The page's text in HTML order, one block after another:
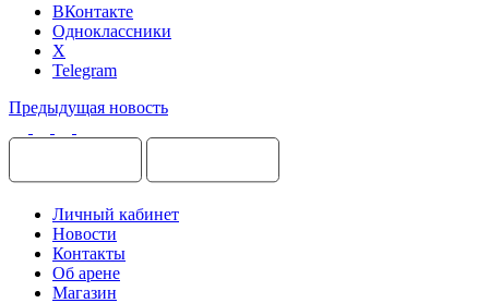
ВКонтакте
Одноклассники
X
Telegram
Предыдущая новость
Личный кабинет
Новости
Контакты
Об арене
Магазин